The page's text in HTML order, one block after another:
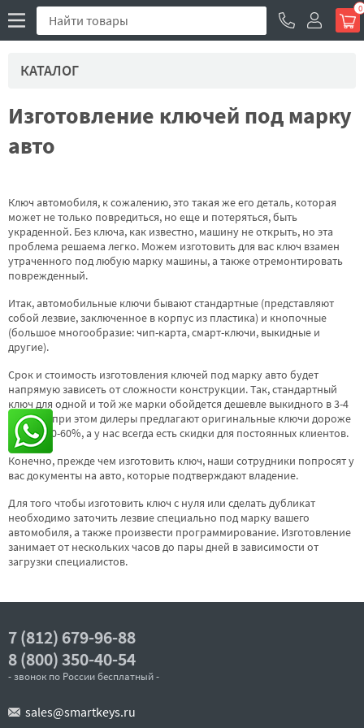
0
КАТАЛОГ
Изготовление ключей под марку
авто
Ключ автомобиля, к сожалению, это такая же его деталь, которая
может не только повредиться, но еще и потеряться, быть
украденной. Без ключа, как известно, машину не открыть, но эта
проблема решаема легко. Можем изготовить для вас ключ взамен
утраченного под любую марку машины, а также отремонтировать
поврежденный.
Итак, автомобильные ключи бывают стандартные (представляют
собой лезвие, заключенное в корпус из пластика) и кнопочные
(большое многообразие: чип-карта, смарт-ключи, выкидные и
другие).
Срок и стоимость изготовления ключей под марку авто будет
напрямую зависеть от сложности конструкции. Так, стандартный
ключ для одной и той же марки обойдется дешевле выкидного в 3-4
раза. Но при этом дилеры предлагают оригинальные ключи дороже
еще на 50-60%, а у нас всегда есть скидки для постоянных клиентов.
Конечно, прежде чем изготовить ключ, наши сотрудники попросят у
вас документы на авто, которые подтверждают владение.
Для того чтобы изготовить ключ с нуля или сделать дубликат
необходимо заточить лезвие специально под марку вашего
автомобиля, а также произвести программирование. Изготовление
занимает от нескольких часов до пары дней в зависимости от
загрузки специалистов.
7 (812) 679-96-88
8 (800) 350-40-54
- звонок по России бесплатный -
sales@smartkeys.ru